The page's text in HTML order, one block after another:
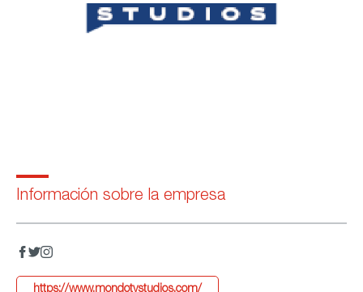
Información sobre la empresa
https://www.mondotvstudios.com/